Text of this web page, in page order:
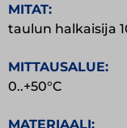
MITAT:
taulun halkaisija
MITTAUSALUE:
0..+50°C
MATERIAALI: